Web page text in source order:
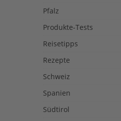
Pfalz
Produkte-Tests
Reisetipps
Rezepte
Schweiz
Spanien
Südtirol